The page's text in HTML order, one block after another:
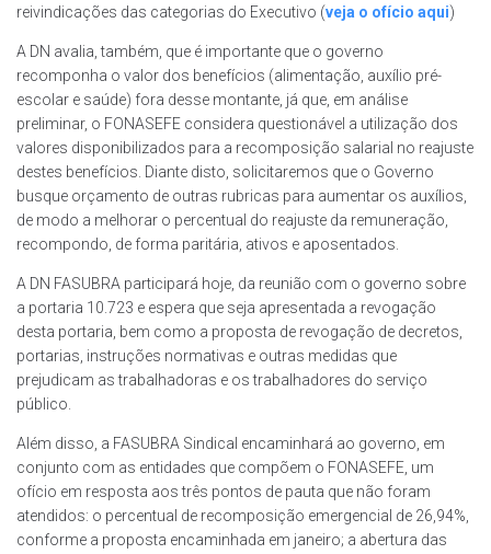
reivindicações das categorias do Executivo (veja o ofício aqui)
A DN avalia, também, que é importante que o governo
recomponha o valor dos benefícios (alimentação, auxílio pré-
escolar e saúde) fora desse montante, já que, em análise
preliminar, o FONASEFE considera questionável a utilização dos
valores disponibilizados para a recomposição salarial no reajuste
destes benefícios. Diante disto, solicitaremos que o Governo
busque orçamento de outras rubricas para aumentar os auxílios,
de modo a melhorar o percentual do reajuste da remuneração,
recompondo, de forma paritária, ativos e aposentados.
A DN FASUBRA participará hoje, da reunião com o governo sobre
a portaria 10.723 e espera que seja apresentada a revogação
desta portaria, bem como a proposta de revogação de decretos,
portarias, instruções normativas e outras medidas que
prejudicam as trabalhadoras e os trabalhadores do serviço
público.
Além disso, a FASUBRA Sindical encaminhará ao governo, em
conjunto com as entidades que compõem o FONASEFE, um
ofício em resposta aos três pontos de pauta que não foram
atendidos: o percentual de recomposição emergencial de 26,94%,
conforme a proposta encaminhada em janeiro; a abertura das